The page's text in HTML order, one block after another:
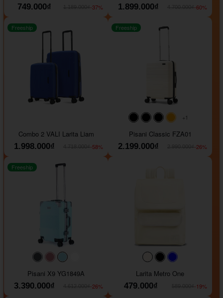
749.000₫
-37%
1.899.000₫
-60%
Freeship
Combo 2 VALI Larita Liam
1.998.000₫
-58%
#000000#000000
#000000
#ffa500
+1
Freeship
Pisani Classic FZA01
2.199.000₫
-26%
#40454a#b76e79
#9ad8e7
Freeship
Pisani X9 YG1849A
3.390.000₫
-26%
#faf0e6#000000
Larita Metro One
479.000₫
-19%